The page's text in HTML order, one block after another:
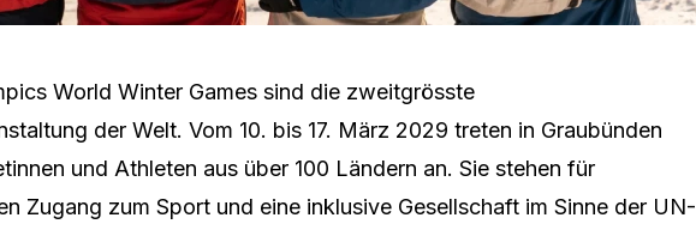
World Winter Games sind die zweitgrösste
der Welt. Vom 10. bis 17. März 2029 treten in Graubünden
und Athleten aus über 100 Ländern an. Sie stehen für
Zugang zum Sport und eine inklusive Gesellschaft im Sinne der UN-